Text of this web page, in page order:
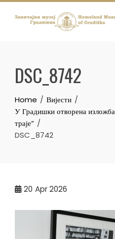
Skip
DSC_8742
Home
Вијести
У Градишки отворена
траје“
DSC_8742
20 Apr 2026